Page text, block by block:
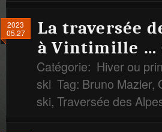
2023
05.27
La traversée
à Vintimille …
Catégorie: Hiver ou
ski Tag: Bruno Mazier,
ski, Traversée des